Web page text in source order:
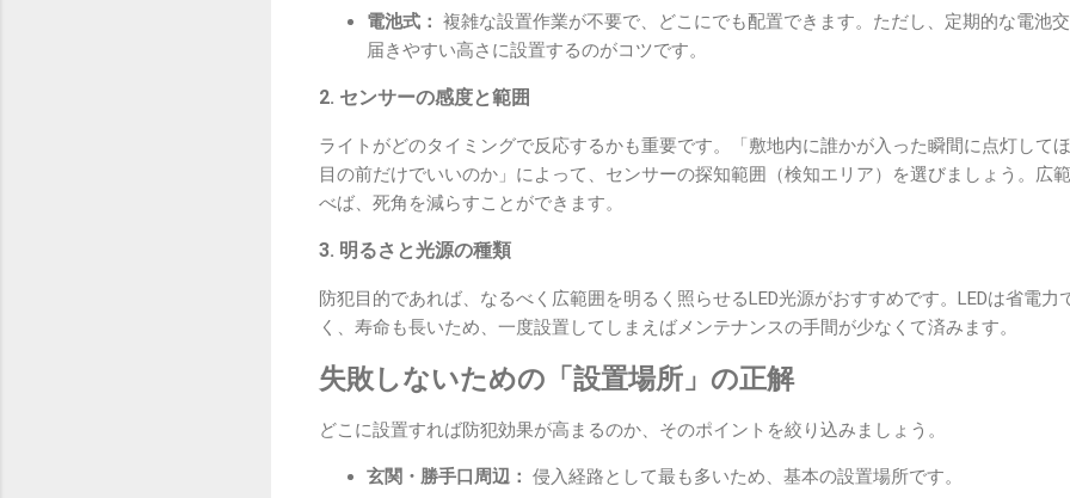
電池式： 複雑な設置作業が不要で、どこにでも配置できます。ただし、定期的な電池
届きやすい高さに設置するのがコツです。
2. センサーの感度と範囲
ライトがどのタイミングで反応するかも重要です。「敷地内に誰かが入った瞬間に点灯して
目の前だけでいいのか」によって、センサーの探知範囲（検知エリア）を選びましょう。広
べば、死角を減らすことができます。
3. 明るさと光源の種類
防犯目的であれば、なるべく広範囲を明るく照らせるLED光源がおすすめです。LEDは省電力
く、寿命も長いため、一度設置してしまえばメンテナンスの手間が少なくて済みます。
失敗しないための「設置場所」の正解
どこに設置すれば防犯効果が高まるのか、そのポイントを絞り込みましょう。
玄関・勝手口周辺： 侵入経路として最も多いため、基本の設置場所です。